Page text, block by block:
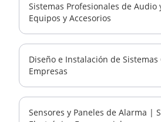
Sistemas Profesionales de Audio
Equipos y Accesorios
Diseño e Instalación de Sistemas
Empresas
Sensores y Paneles de Alarma |